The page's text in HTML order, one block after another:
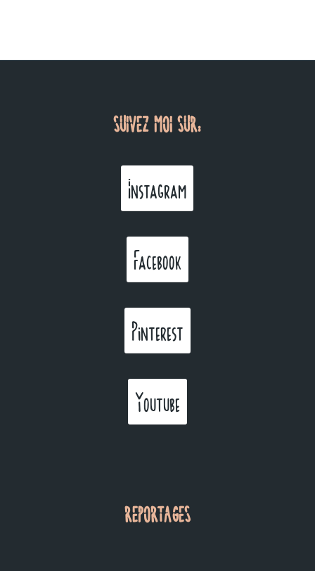
SUIVEZ MOI SUR:
Instagram
Facebook
Pinterest
Youtube
REPORTAGES